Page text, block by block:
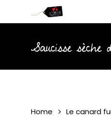
Saucisse sèche
Home
Le canard